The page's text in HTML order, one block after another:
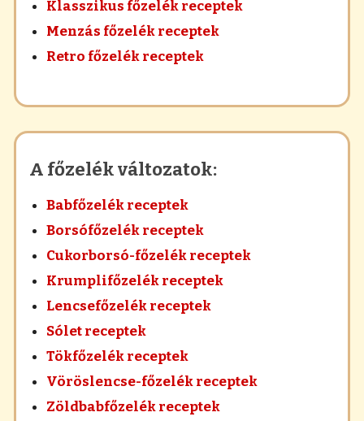
Klasszikus főzelék receptek
Menzás főzelék receptek
Retro főzelék receptek
A főzelék változatok:
Babfőzelék receptek
Borsófőzelék receptek
Cukorborsó-főzelék receptek
Krumplifőzelék receptek
Lencsefőzelék receptek
Sólet receptek
Tökfőzelék receptek
Vöröslencse-főzelék receptek
Zöldbabfőzelék receptek